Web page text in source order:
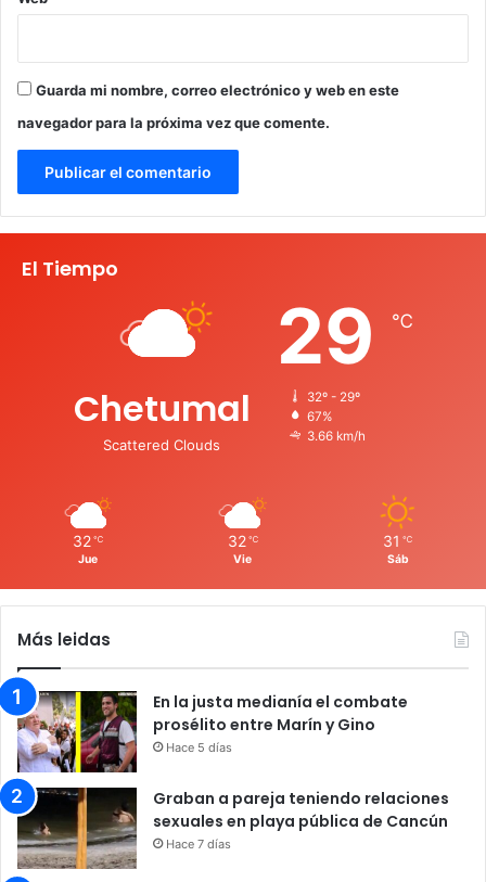
Guarda mi nombre, correo electrónico y web en este
navegador para la próxima vez que comente.
El Tiempo
Chetumal
Scattered Clouds
29 ℃
32º - 29º
67%
3.66 km/h
32 ℃
Jue
32 ℃
Vie
31 ℃
Sáb
Más leidas
En la justa medianía el combate
prosélito entre Marín y Gino
Hace 5 días
Graban a pareja teniendo relaciones
sexuales en playa pública de Cancún
Hace 7 días